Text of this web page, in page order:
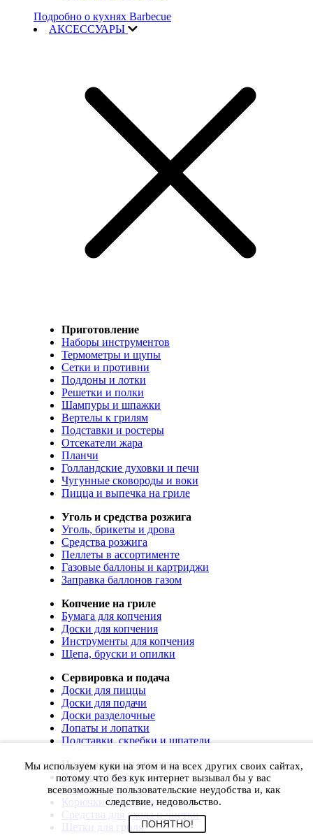
Подробно о кухнях Barbecue
АКСЕССУАРЫ
Приготовление
Наборы инструментов
Термометры и щупы
Сетки и противни
Поддоны и лотки
Решетки и полки
Шампуры и шпажки
Вертелы к грилям
Подставки и ростеры
Отсекатели жара
Планчи
Голландские духовки и печи
Чугунные сковороды и воки
Пицца и выпечка на гриле
Уголь и средства розжига
Уголь, брикеты и дрова
Средства розжига
Пеллеты в ассортименте
Газовые баллоны и картриджи
Заправка баллонов газом
Копчение на гриле
Бумага для копчения
Доски для копчения
Инструменты для копчения
Щепа, бруски и опилки
Сервировка и подача
Доски для пиццы
Доски для подачи
Доски разделочные
Лопаты и лопатки
Подставки, скребки и шпатели
Чистка, уход и хранение
Чехлы и сумки
Коврики для гриля
Корючки для инструментов
Средства для ухода и чистки
Щетки для гриля
Мы используем куки на этом и на всех других своих сайтах,
потому что без кук интернет вызывал бы у вас
всевозможные пользовательские неудобства и, как
следствие, недовольство.
ПОНЯТНО!